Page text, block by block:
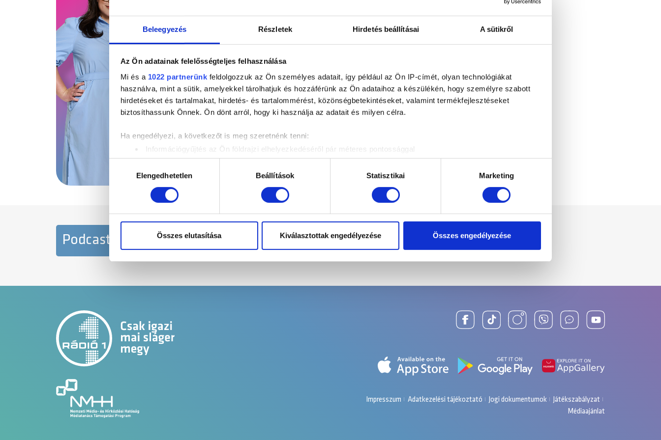
Beleegyezés Részletek Hirdetés beállításai A sütikről
Az Ön adatainak felelősségteljes felhasználása
Mi és a 1022 partnerünk feldolgozzuk az Ön személyes adatait, így például az Ön IP-címét, olyan technológiákat
használva, mint a sütik, amelyekkel tárolhatjuk és hozzáférünk az Ön adataihoz a készülékén, hogy személyre szabott
hirdetéseket és tartalmakat, hirdetés- és tartalommérést, közönségbetekintéseket, valamint termékfejlesztéseket
biztosíthassunk Önnek. Ön dönt arról, hogy ki használja az adatait és milyen célra.
Ha engedélyezi, a következőt is meg szeretnénk tenni:
Információgyűjtés az Ön földrajzi elhelyezkedéséről pár méteres pontossággal
Az Ön készülékén beazonosítása annak konkrét tulajdonságainak (ujjlenyomat) aktív ellenőrzésével
Tudjon meg többet személyes adatainak feldolgozási módjairól és adja meg preferenciáit a
Részletek pontban. Bármikor
módosíthatja vagy visszavonhatja a Sütinyilatkozathoz való hozzájárulását.
weboldalforgalmunk elemzéséhez. Ezenkívül közösségi média-, hirdető- és elemező partnereinkkel megosztjuk az Ön
weboldalhasználatra vonatkozó adatait, akik kombinálhatják az adatokat más olyan adatokkal, amelyeket Ön adott meg
kiválasztásaElengedhetetlen Beállítások Statisztikai Marketing
Összes elutasítása Kiválasztottak engedélyezése Összes engedélyezése
Podcastok Hírek
Impresszum Adatkezelési tájékoztató Jogi dokumentumok
Játékszabályzat
Médiaajánlat